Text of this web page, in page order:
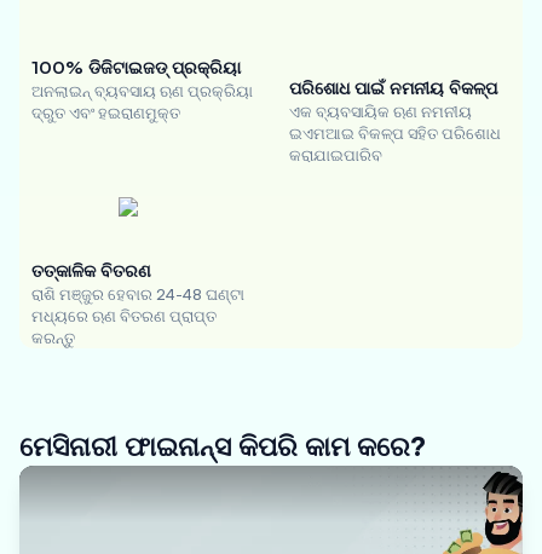
100% ଡିଜିଟାଇଜଡ୍ ପ୍ରକ୍ରିୟା
ଅନଲାଇନ୍ ବ୍ୟବସାୟ ଋଣ ପ୍ରକ୍ରିୟା
ଦ୍ରୁତ ଏବଂ ହଇରାଣମୁକ୍ତ
ପରିଶୋଧ ପାଇଁ ନମନୀୟ ବିକଳ୍ପ
ଏକ ବ୍ୟବସାୟିକ ଋଣ ନମନୀୟ
ଇଏମଆଇ ବିକଳ୍ପ ସହିତ ପରିଶୋଧ
କରାଯାଇପାରିବ
ତତ୍କାଳିକ ବିତରଣ
ରାଶି ମଞ୍ଜୁର ହେବାର 24-48 ଘଣ୍ଟା
ମଧ୍ୟରେ ଋଣ ବିତରଣ ପ୍ରାପ୍ତ
କରନ୍ତୁ
ମେସିନାରୀ ଫାଇନାନ୍ସ କିପରି କାମ କରେ?